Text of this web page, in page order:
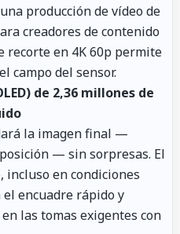
producción de vídeo de
creadores de contenido
recorte en 4K 60p permite
campo del sensor.
de 2,36 millones de
la imagen final —
— sin sorpresas. El
incluso en condiciones
el encuadre rápido y
las tomas exigentes con